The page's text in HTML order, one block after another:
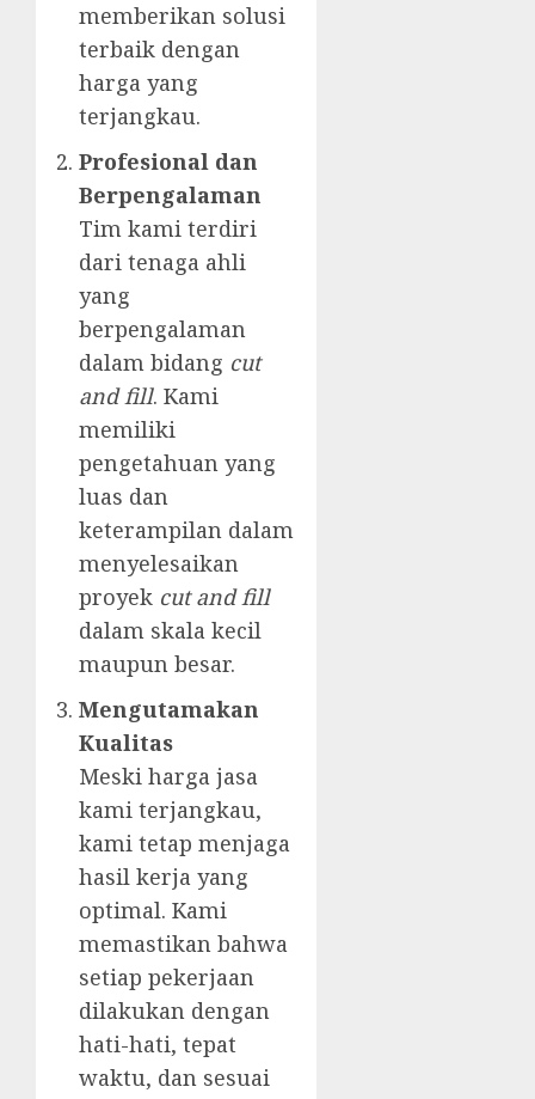
memberikan solusi
terbaik dengan
harga yang
terjangkau.
Profesional dan
Berpengalaman
Tim kami terdiri
dari tenaga ahli
yang
berpengalaman
dalam bidang cut
and fill. Kami
memiliki
pengetahuan yang
luas dan
keterampilan dalam
menyelesaikan
proyek cut and fill
dalam skala kecil
maupun besar.
Mengutamakan
Kualitas
Meski harga jasa
kami terjangkau,
kami tetap menjaga
hasil kerja yang
optimal. Kami
memastikan bahwa
setiap pekerjaan
dilakukan dengan
hati-hati, tepat
waktu, dan sesuai